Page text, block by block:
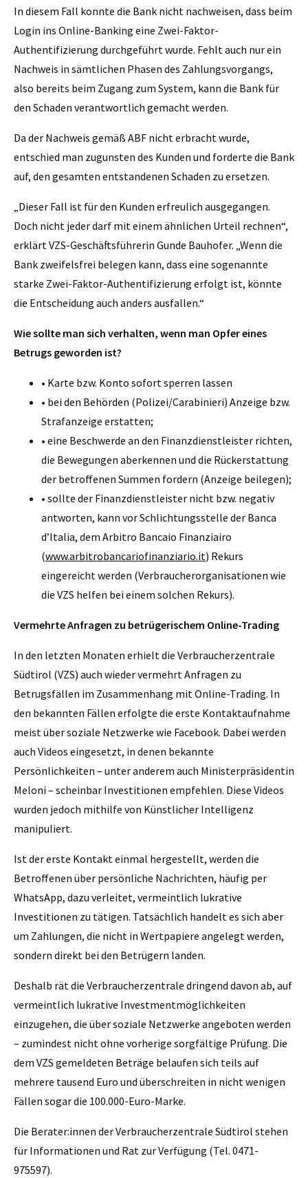
In diesem Fall konnte die Bank nicht nachweisen, dass beim
Login ins Online-Banking eine Zwei-Faktor-
Authentifizierung durchgeführt wurde. Fehlt auch nur ein
Nachweis in sämtlichen Phasen des Zahlungsvorgangs,
also bereits beim Zugang zum System, kann die Bank für
den Schaden verantwortlich gemacht werden.
Da der Nachweis gemäß ABF nicht erbracht wurde,
entschied man zugunsten des Kunden und forderte die Bank
auf, den gesamten entstandenen Schaden zu ersetzen.
„Dieser Fall ist für den Kunden erfreulich ausgegangen.
Doch nicht jeder darf mit einem ähnlichen Urteil rechnen“,
erklärt VZS-Geschäftsführerin Gunde Bauhofer. „Wenn die
Bank zweifelsfrei belegen kann, dass eine sogenannte
starke Zwei-Faktor-Authentifizierung erfolgt ist, könnte
die Entscheidung auch anders ausfallen.“
Wie sollte man sich verhalten, wenn man Opfer eines
Betrugs geworden ist?
• Karte bzw. Konto sofort sperren lassen
• bei den Behörden (Polizei/Carabinieri) Anzeige bzw.
Strafanzeige erstatten;
• eine Beschwerde an den Finanzdienstleister richten,
die Bewegungen aberkennen und die Rückerstattung
der betroffenen Summen fordern (Anzeige beilegen);
• sollte der Finanzdienstleister nicht bzw. negativ
antworten, kann vor Schlichtungsstelle der Banca
d’Italia, dem Arbitro Bancaio Finanziairo
(www.arbitrobancariofinanziario.it) Rekurs
eingereicht werden (Verbraucherorganisationen wie
die VZS helfen bei einem solchen Rekurs).
Vermehrte Anfragen zu betrügerischem Online-Trading
In den letzten Monaten erhielt die Verbraucherzentrale
Südtirol (VZS) auch wieder vermehrt Anfragen zu
Betrugsfällen im Zusammenhang mit Online-Trading. In
den bekannten Fällen erfolgte die erste Kontaktaufnahme
meist über soziale Netzwerke wie Facebook. Dabei werden
auch Videos eingesetzt, in denen bekannte
Persönlichkeiten – unter anderem auch Ministerpräsidentin
Meloni – scheinbar Investitionen empfehlen. Diese Videos
wurden jedoch mithilfe von Künstlicher Intelligenz
manipuliert.
Ist der erste Kontakt einmal hergestellt, werden die
Betroffenen über persönliche Nachrichten, häufig per
WhatsApp, dazu verleitet, vermeintlich lukrative
Investitionen zu tätigen. Tatsächlich handelt es sich aber
um Zahlungen, die nicht in Wertpapiere angelegt werden,
sondern direkt bei den Betrügern landen.
Deshalb rät die Verbraucherzentrale dringend davon ab, auf
vermeintlich lukrative Investmentmöglichkeiten
einzugehen, die über soziale Netzwerke angeboten werden
– zumindest nicht ohne vorherige sorgfältige Prüfung. Die
dem VZS gemeldeten Beträge belaufen sich teils auf
mehrere tausend Euro und überschreiten in nicht wenigen
Fällen sogar die 100.000-Euro-Marke.
Die Berater:innen der Verbraucherzentrale Südtirol stehen
für Informationen und Rat zur Verfügung (Tel. 0471-
975597).